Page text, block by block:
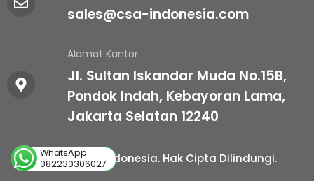
WhatsApp
082230306027
sales@csa-indonesia.com
Alamat Kantor
Jl. Sultan Iskandar Muda No.15B,
Pondok Indah, Kebayoran Lama,
Jakarta Selatan 12240
© 2025 CSA Indonesia. Hak Cipta Dilindungi.